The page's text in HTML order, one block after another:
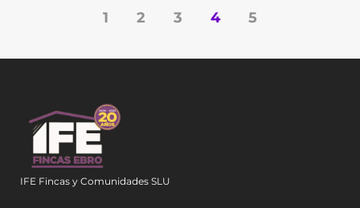
1 2 3 4 5
IFE Fincas y Comunidades SLU